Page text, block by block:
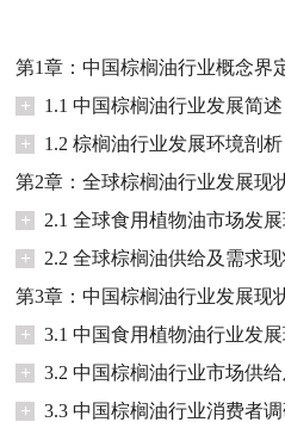
第1章：中国棕榈油行业概念界
+
1.1 中国棕榈油行业发展简述
+
1.2 棕榈油行业发展环境剖析
第2章：全球棕榈油行业发展现
+
2.1 全球食用植物油市场发
+
2.2 全球棕榈油供给及需求
第3章：中国棕榈油行业发展现
+
3.1 中国食用植物油行业发
+
3.2 中国棕榈油行业市场供
+
3.3 中国棕榈油行业消费者